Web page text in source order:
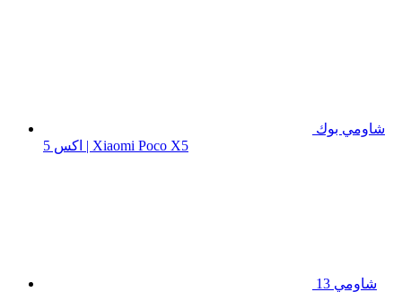
شاومي بوك
اكس 5 | Xiaomi Poco X5
شاومي 13